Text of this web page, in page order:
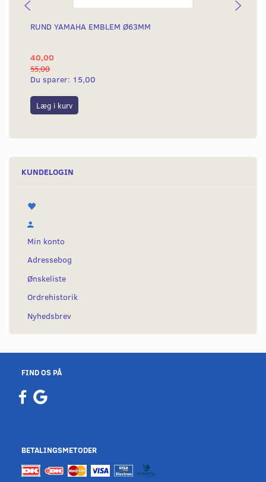
RUND YAMAHA EMBLEM Ø63MM
40,00
55,00
Du sparer: 15,00
Læg i kurv
KUNDELOGIN
Min konto
Adressebog
Ønskeliste
Ordrehistorik
Nyhedsbrev
FIND OS PÅ
BETALINGSMETODER